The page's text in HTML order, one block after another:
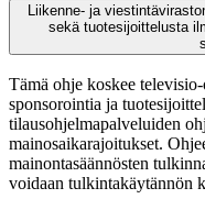
Liikenne- ja
sekä tuotesijoittelusta
Tämä ohje koskee
sponsorointia ja
tilausohjelmapalveluiden
mainosaikarajoitukset.
mainontasäännösten
voidaan tulkintakäytännön